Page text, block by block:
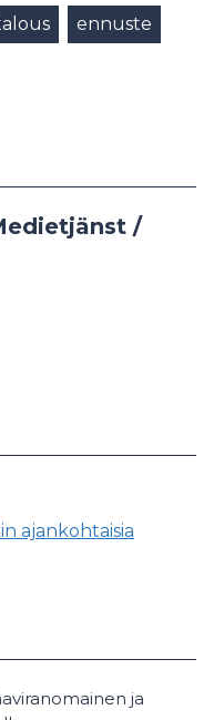
ennuste
/
ajankohtaisia
ja